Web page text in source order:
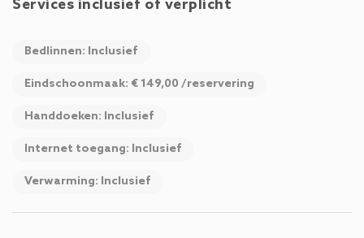
Services inclusief of verplicht
Bedlinnen: Inclusief
Eindschoonmaak: € 149,00 /reservering
Handdoeken: Inclusief
Internet toegang: Inclusief
Verwarming: Inclusief